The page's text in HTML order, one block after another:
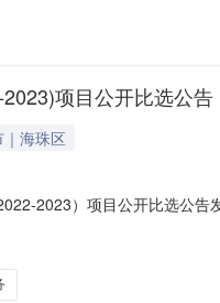
项目公开比选公告
海珠区
2023）项目公开比选公
择参加标段1～标段2中1个